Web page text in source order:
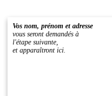
Vos nom, prénom et adresse
vous seront demandés à
l'étape suivante,
et apparaîtront ici.